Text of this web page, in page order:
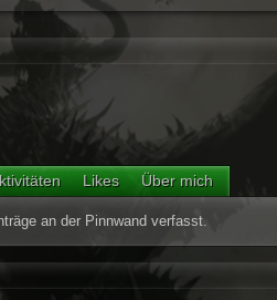
Likes Über mich
an der Pinnwand verfasst.